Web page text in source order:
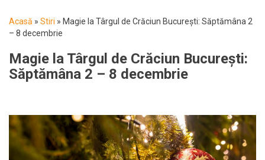
Acasă » Stiri » Magie la Târgul de Crăciun București: Săptămâna 2
– 8 decembrie
Magie la Târgul de Crăciun București:
Săptămâna 2 – 8 decembrie